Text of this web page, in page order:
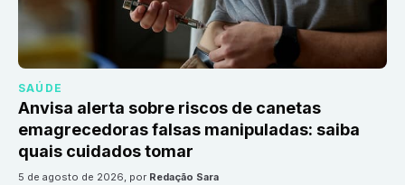
SAÚDE
Anvisa alerta sobre riscos de canetas
emagrecedoras falsas manipuladas: saiba
quais cuidados tomar
5 de agosto de 2026, por Redação Sara